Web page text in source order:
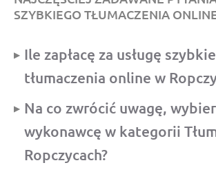
SZYBKIEGO TŁUMACZENIA
Ile zapłacę za usługę
tłumaczenia online w
Na co zwrócić uwagę,
wykonawcę w kategorii
Ropczycach?